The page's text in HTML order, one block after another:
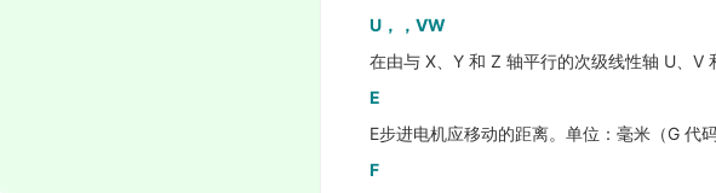
U，，VW
在由与 X、Y 和 Z 轴平行的次级线性轴 U、V
E
E步进电机应移动的距离。单位：毫米（G 代
F